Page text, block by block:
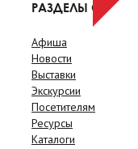
РАЗДЕЛЫ САЙТА
Афиша
Новости
Выставки
Экскурсии
Посетителям
Ресурсы
Каталоги